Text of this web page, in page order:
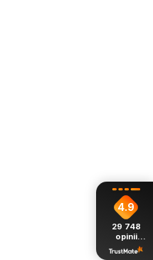
4.9
29 748
opinii
z całego
okresu